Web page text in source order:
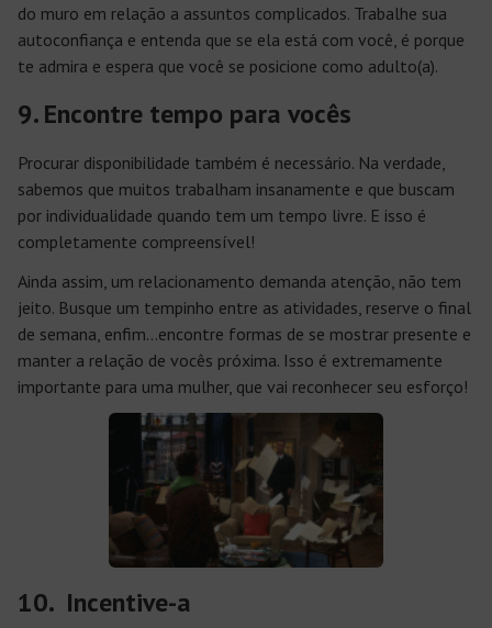
do muro em relação a assuntos complicados. Trabalhe sua
autoconfiança e entenda que se ela está com você, é porque
te admira e espera que você se posicione como adulto(a).
9. Encontre tempo para vocês
Procurar disponibilidade também é necessário. Na verdade,
sabemos que muitos trabalham insanamente e que buscam
por individualidade quando tem um tempo livre. E isso é
completamente compreensível!
Ainda assim, um relacionamento demanda atenção, não tem
jeito. Busque um tempinho entre as atividades, reserve o final
de semana, enfim…encontre formas de se mostrar presente e
manter a relação de vocês próxima. Isso é extremamente
importante para uma mulher, que vai reconhecer seu esforço!
10. Incentive-a